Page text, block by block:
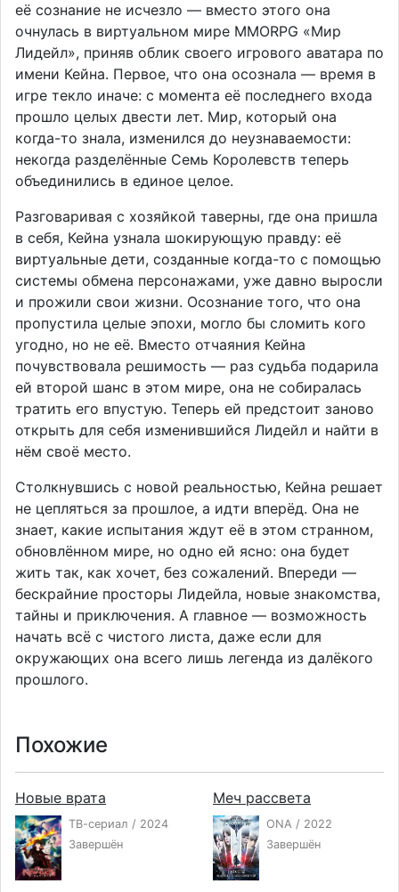
её сознание не исчезло — вместо этого она
очнулась в виртуальном мире MMORPG «Мир
Лидейл», приняв облик своего игрового аватара по
имени Кейна. Первое, что она осознала — время в
игре текло иначе: с момента её последнего входа
прошло целых двести лет. Мир, который она
когда-то знала, изменился до неузнаваемости:
некогда разделённые Семь Королевств теперь
объединились в единое целое.
Разговаривая с хозяйкой таверны, где она пришла
в себя, Кейна узнала шокирующую правду: её
виртуальные дети, созданные когда-то с помощью
системы обмена персонажами, уже давно выросли
и прожили свои жизни. Осознание того, что она
пропустила целые эпохи, могло бы сломить кого
угодно, но не её. Вместо отчаяния Кейна
почувствовала решимость — раз судьба подарила
ей второй шанс в этом мире, она не собиралась
тратить его впустую. Теперь ей предстоит заново
открыть для себя изменившийся Лидейл и найти в
нём своё место.
Столкнувшись с новой реальностью, Кейна решает
не цепляться за прошлое, а идти вперёд. Она не
знает, какие испытания ждут её в этом странном,
обновлённом мире, но одно ей ясно: она будет
жить так, как хочет, без сожалений. Впереди —
бескрайние просторы Лидейла, новые знакомства,
тайны и приключения. А главное — возможность
начать всё с чистого листа, даже если для
окружающих она всего лишь легенда из далёкого
прошлого.
Похожие
Новые врата
ТВ-сериал / 2024
Завершён
Меч рассвета
ONA / 2022
Завершён